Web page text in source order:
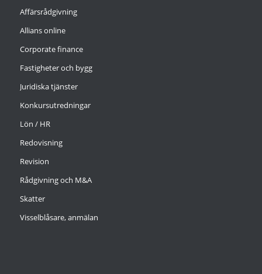
Affärsrådgivning
Allians online
Corporate finance
Fastigheter och bygg
Juridiska tjänster
Konkursutredningar
Lön / HR
Redovisning
Revision
Rådgivning och M&A
Skatter
Visselblåsare, anmälan